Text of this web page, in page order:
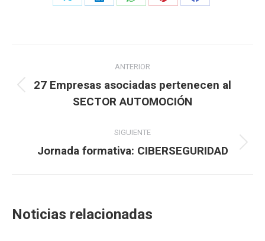
Share
Share
Share
Share
Share
entre
publicaciones
ANTERIOR
Publicación
anterior:
27 Empresas asociadas pertenecen al
SECTOR AUTOMOCIÓN
SIGUIENTE
Publicación
Jornada formativa: CIBERSEGURIDAD
Noticias relacionadas